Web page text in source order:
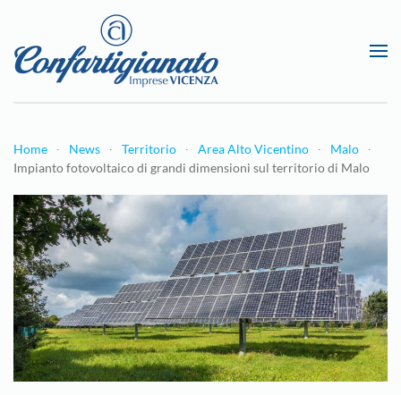
Passa al contenuto principale
Home News Territorio Area Alto Vicentino
Malo
Impianto fotovoltaico di grandi dimensioni sul territorio di Malo